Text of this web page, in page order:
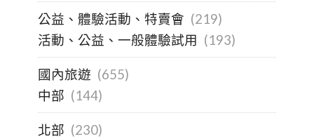
公益、體驗活動、特賣會 (219)
活動、公益、一般體驗試用 (193)
國內旅遊 (655)
中部 (144)
北部 (230)